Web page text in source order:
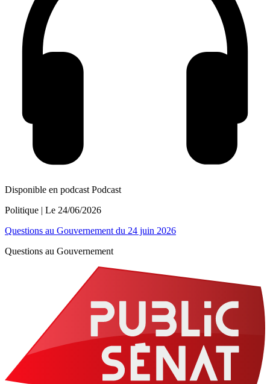
Disponible en podcast Podcast
Politique | Le 24/06/2026
Questions au Gouvernement du 24 juin 2026
Questions au Gouvernement